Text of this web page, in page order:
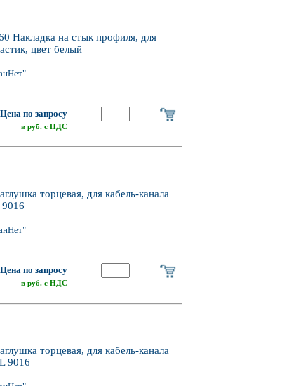
Накладка на стык профиля, для
цвет белый
Цена по запросу
в руб. с НДС
торцевая, для кабель-канала
Цена по запросу
в руб. с НДС
торцевая, для кабель-канала
9016